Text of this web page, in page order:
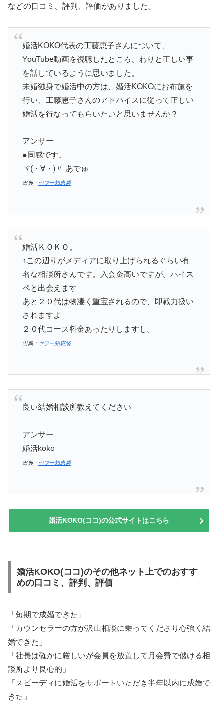
などの口コミ、評判、評価がありました。
婚活KOKO代表の工藤恵子さんについて、
YouTube動画を視聴したところ、わりと正しい事
を話しているように思いました。
未婚独身で婚活中の方は、婚活KOKOにお布施を
行い、工藤恵子さんのアドバイスに従って正しい
婚活を行なってもらいたいと思いませんか？
アンサー
●同感です。
ヾ(・∀・)〃 あでゅ
出典： ヤフー知恵袋
婚活ＫＯＫＯ。
↑この辺りがメディアに取り上げられるぐらい有
名な相談所さんです。入会金高いですが、ハイス
ペと出会えます
あと２０代は物凄く重宝されるので、即戦力扱い
されますよ
２０代コース料金あったりしますし。
出典： ヤフー知恵袋
良い結婚相談所教えてください
アンサー
婚活koko
出典： ヤフー知恵袋
婚活KOKO(ココ)の公式サイトはこちら
婚活KOKO(ココ)のその他ネット上でのおすす
めの口コミ、評判、評価
「短期で成婚できた」
「カウンセラーの方が沢山相談に乗ってくださり心強く結
婚できた」
「社長は確かに厳しいが会員を放置して月会費で儲ける相
談所より良心的」
「スピーディに婚活をサポートいただき半年以内に成婚で
きた」